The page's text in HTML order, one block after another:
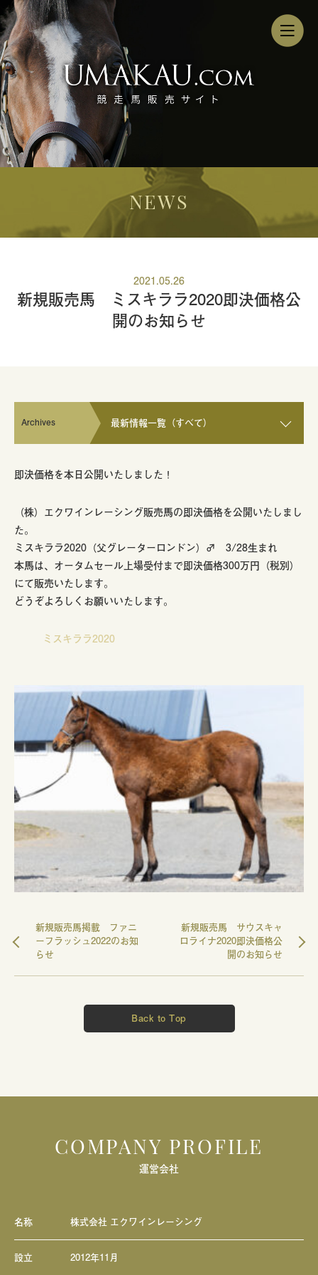
NEWS
2021.05.26
新規販売馬 ミスキララ2020即決価格公
開のお知らせ
Archives 最新情報一覧（すべて）
即決価格を本日公開いたしました！
（株）エクワインレーシング販売馬の即決価格を公開いたしまし
た。
ミスキララ2020（父グレーターロンドン）♂ 3/28生まれ
本馬は、オータムセール上場受付まで即決価格300万円（税別）
にて販売いたします。
どうぞよろしくお願いいたします。
ミスキララ2020
新規販売馬掲載 ファニ
ーフラッシュ2022のお知
らせ
新規販売馬 サウスキャ
ロライナ2020即決価格公
開のお知らせ
Back to Top
COMPANY PROFILE
運営会社
名称 株式会社 エクワインレーシング
設立 2012年11月